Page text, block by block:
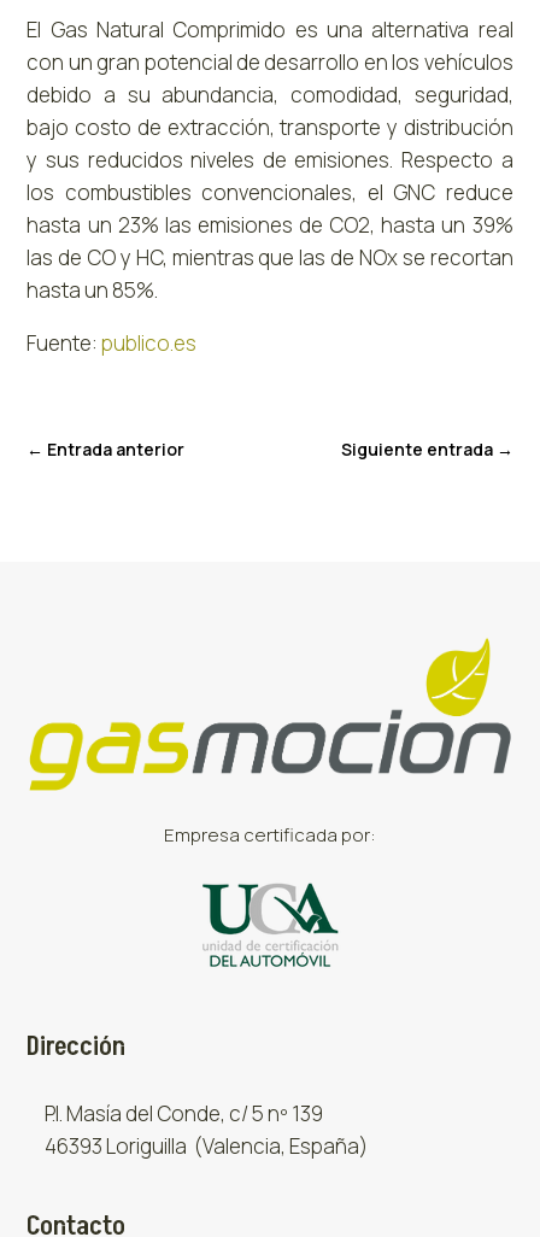
El Gas Natural Comprimido es una alternativa real
con un gran potencial de desarrollo en los vehículos
debido a su abundancia, comodidad, seguridad,
bajo costo de extracción, transporte y distribución
y sus reducidos niveles de emisiones. Respecto a
los combustibles convencionales, el GNC reduce
hasta un 23% las emisiones de CO2, hasta un 39%
las de CO y HC, mientras que las de NOx se recortan
hasta un 85%.
Fuente:publico.es
← Entrada anterior Siguiente entrada→
Empresa certificada por:
Dirección
P.I. Masía del Conde, c/ 5 nº 139
46393 Loriguilla (Valencia, España)
Contacto